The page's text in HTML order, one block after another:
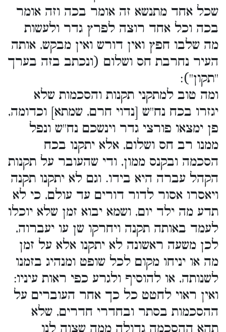
שכל אחד מתנשא זה אומר בכה וזה אומר
בכה וכל אחד רוצה לפרץ גדר ולעשות
מה שלבו חפץ ואין דורש ואין מבקש, אותה
העיר נחרבת חס ושלום (ונכתב בזה בערך
''תקון''):
ומה טוב למתקני תקנות והסכמות שלא
יגזרו בכח נח''ש [נדוי חרם, שמתא] וכדומה,
פן ימצאו פורצי גדר וינשכם נח''ש ונפל
ממנו רב חס ושלום, אלא יתקנו בכח
הסכמה ובקנס ממון, ודי שהעובר על תקנות
הקהל עברה היא בידו. וגם לא יתקנו תקנה
ויאסרו אסור לדור דורים עד עולם, כי לא
תדע מה ילד יום, ושמא יבוא זמן שלא יוכלו
לעמד באותה תקנה ויחרקו שן עו יעברוה,
לכן משעה ראשונה לא יתקנו אלא על זמן
מה או יניחו מקום לכל שופט ומנהיג בזמנו
לשנותה, או להוסיף ולגרע כפי ראות עיניו:
ואין ראוי לחטט כל כך אחר העוברים על
ההסכמות בסתר ובחדרי חדרים, שלא
תהא ההסכמה גדולה ממה שצוה לנו